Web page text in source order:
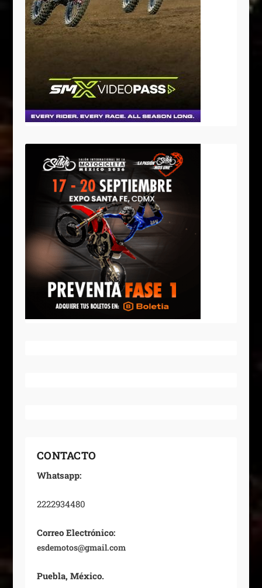
CONTACTO
Whatsapp:
2222934480
Correo Electrónico:
esdemotos@gmail.com
Puebla, México.